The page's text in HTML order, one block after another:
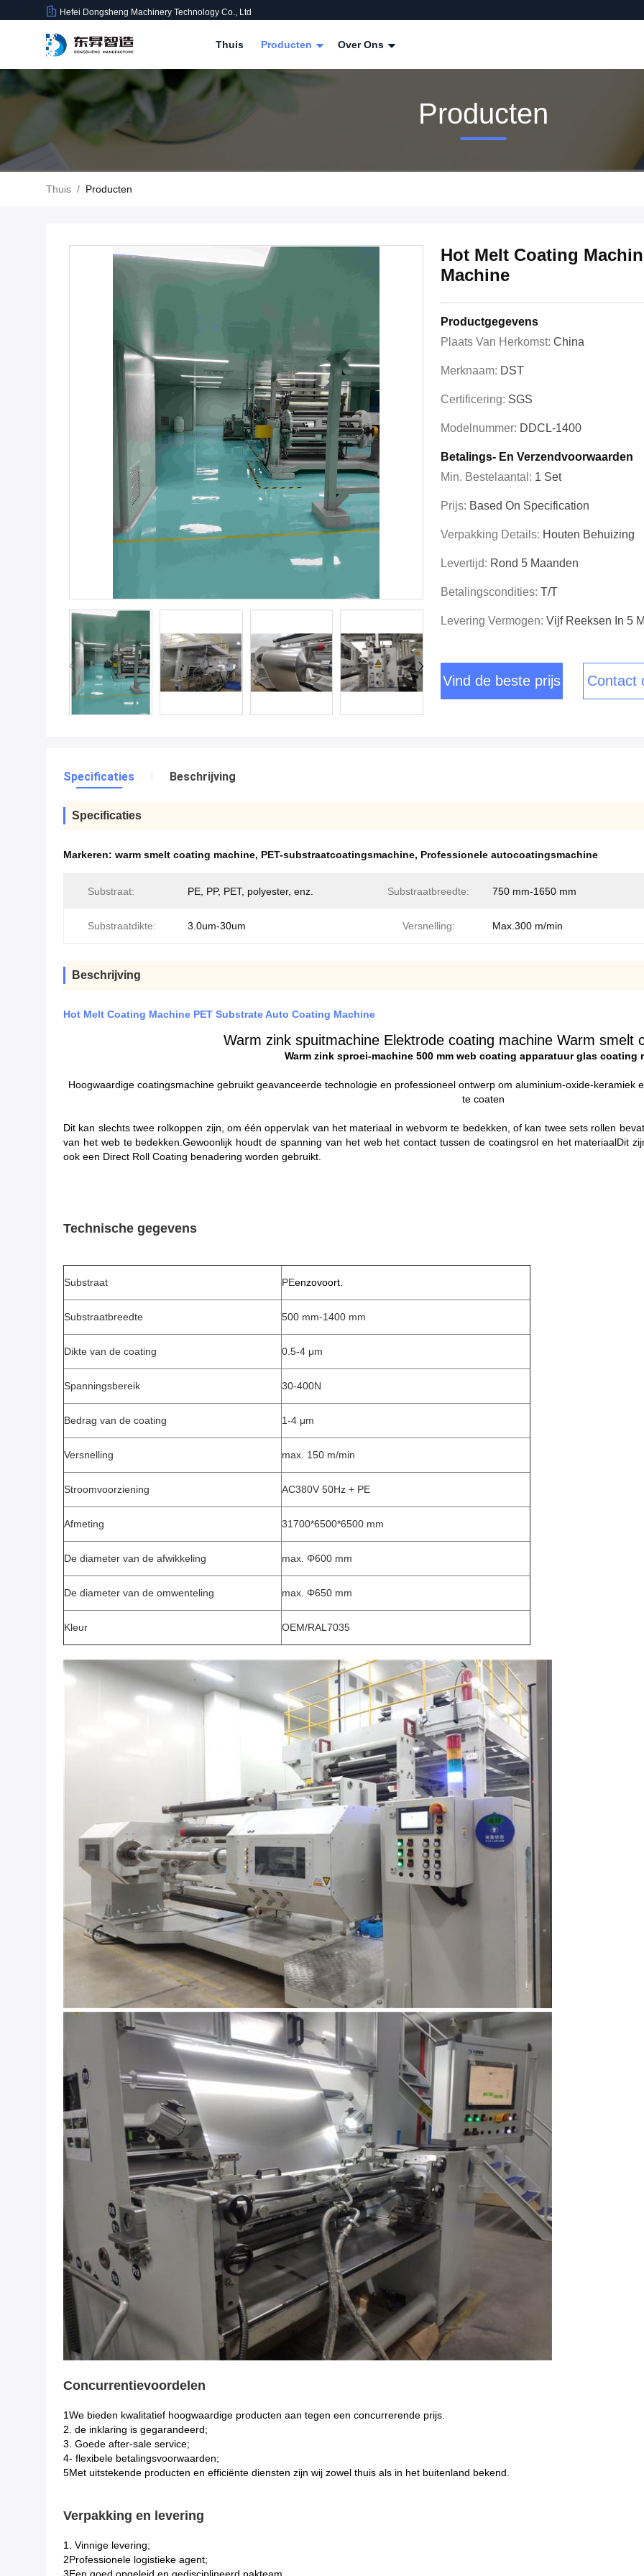
Hefei Dongsheng Machinery Technology Co., Ltd
Thuis Producten Over Ons
Producten
Thuis / Producten
Hot Melt Coating
Machine
Productgegevens
Plaats Van Herkomst: China
Merknaam: DST
Certificering: SGS
Modelnummer: DDCL-1400
Betalings- En Verzendvoorwaarden
Min. Bestelaantal: 1 Set
Prijs: Based On Specification
Verpakking Details: Houten Behuizing
Levertijd: Rond 5 Maanden
Betalingscondities: T/T
Levering Vermogen: Vijf Reeksen In 5
Vind de beste prijs Contact
Specificaties Beschrijving
Specificaties
Markeren: warm smelt coating machine, PET-substraatcoatingsmachine, Professionele autocoatingsmachine
Substraat: PE, PP, PET, polyester, enz. Substraatbreedte: 750 mm-1650 mm
Substraatdikte: 3.0um-30um Versnelling: Max.300 m/min
Beschrijving
Hot Melt Coating Machine PET Substrate Auto Coating Machine
Warm zink spuitmachine Elektrode coating machine Warm smelt
Warm zink sproei-machine 500 mm web coating apparatuur glas coating
Hoogwaardige coatingsmachine gebruikt geavanceerde technologie en professioneel ontwerp om aluminium-oxide-keramiek
te coaten
Dit kan slechts twee rolkoppen zijn, om één oppervlak van het materiaal in webvorm te bedekken, of kan twee sets rollen
van het web te bedekken.Gewoonlijk houdt de spanning van het web het contact tussen de coatingsrol en het materiaalDit
ook een Direct Roll Coating benadering worden gebruikt.
Technische gegevens
Substraat PEenzovoort.
Substraatbreedte 500 mm-1400 mm
Dikte van de coating 0.5-4 μm
Spanningsbereik 30-400N
Bedrag van de coating 1-4 μm
Versnelling max. 150 m/min
Stroomvoorziening AC380V 50Hz + PE
Afmeting 31700*6500*6500 mm
De diameter van de afwikkeling max. Φ600 mm
De diameter van de omwenteling max. Φ650 mm
Kleur OEM/RAL7035
Concurrentievoordelen
1We bieden kwalitatief hoogwaardige producten aan tegen een concurrerende prijs.
2. de inklaring is gegarandeerd;
3. Goede after-sale service;
4- flexibele betalingsvoorwaarden;
5Met uitstekende producten en efficiënte diensten zijn wij zowel thuis als in het buitenland bekend.
Verpakking en levering
1. Vinnige levering;
2Professionele logistieke agent;